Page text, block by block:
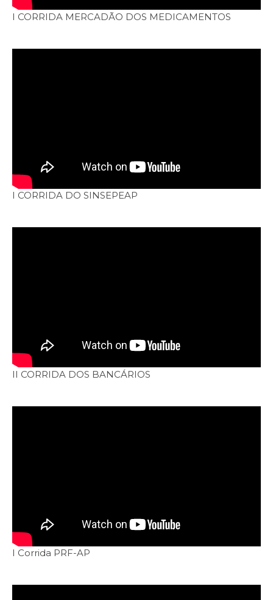
I CORRIDA MERCADÃO DOS MEDICAMENTOS
I CORRIDA DO SINSEPEAP
II CORRIDA DOS BANCÁRIOS
I Corrida PRF-AP